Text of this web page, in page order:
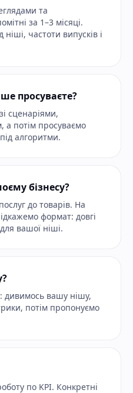
та
за 1–3 місяці.
частоти випусків і
просуваєте?
сценаріями,
потім просуваємо
алгоритми.
бізнесу?
до товарів. На
формат: довгі
вашої ніші.
дивимось вашу нішу,
потім пропонуємо
по KPI. Конкретні